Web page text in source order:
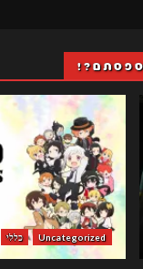
Uncategorized כללי